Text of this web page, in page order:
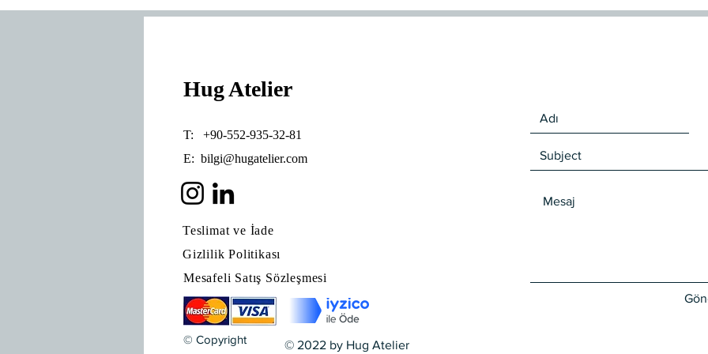
Hug Atelier
T: +90-552-935-32-81
E: bilgi@hugatelier.com
Teslimat ve İade
Gizlilik Politikası
Mesafeli Satış Sözleşmesi
© Copyright © 2022 by Hug Atelier